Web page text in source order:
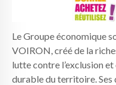
Le Groupe économique
VOIRON, créé de la
lutte contre l’exclusion
durable du territoire.